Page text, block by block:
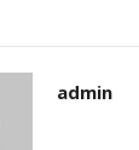
admin